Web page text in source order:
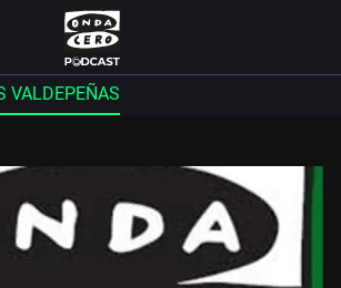
VALDEPEÑAS